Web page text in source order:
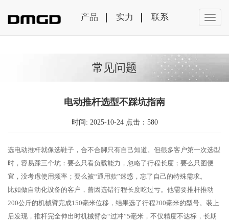
产品 实力 联系
常见问题
电动推杆选型不踩坑指南
时间: 2025-10-24 点击：580
选电动推杆就像选鞋子，合不合脚只有自己知道。但很多客户第一次选型
时，容易踩三个坑：要么只看负载能力，忽略了行程长度；要么只图便
宜，没考虑使用频率；要么被“通用款”迷惑，忘了自己的特殊需求。
比如做自动化设备的客户，曾因选错行程长度吃过亏。他需要推杆推动
200公斤的机械臂完成150毫米位移，结果选了行程200毫米的型号。装上
后发现，推杆完全伸出时机械臂会“过冲”5毫米，不仅精度不达标，长期